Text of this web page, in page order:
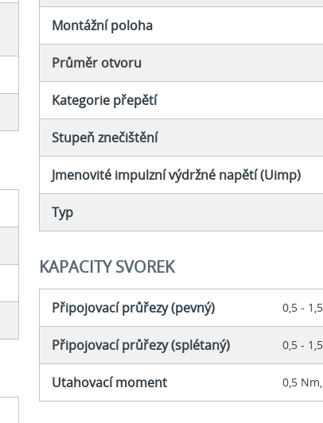
Montážní poloha
Průměr otvoru
Kategorie přepětí
Stupeň znečištění
Jmenovité impulzní výdržné napětí (Uimp)
Typ
KAPACITY SVOREK
Připojovací průřezy (pevný) 0,5 -
Připojovací průřezy (splétaný) 0,5 -
Utahovací moment 0,5